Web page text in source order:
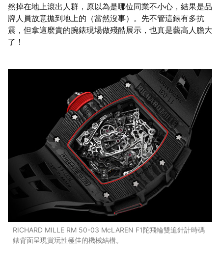
然掉在地上滾出人群，原以為是哪位同業不小心，結果是品
牌人員故意拋到地上的（當然沒事）。先不管這錶有多抗
震，但拿這麼貴的腕錶現場做殘酷展示，也真是藝高人膽大
了！
RICHARD MILLE RM 50-03 McLAREN F1陀飛輪雙追針計時碼
錶背面呈現賞玩性極佳的機械結構。